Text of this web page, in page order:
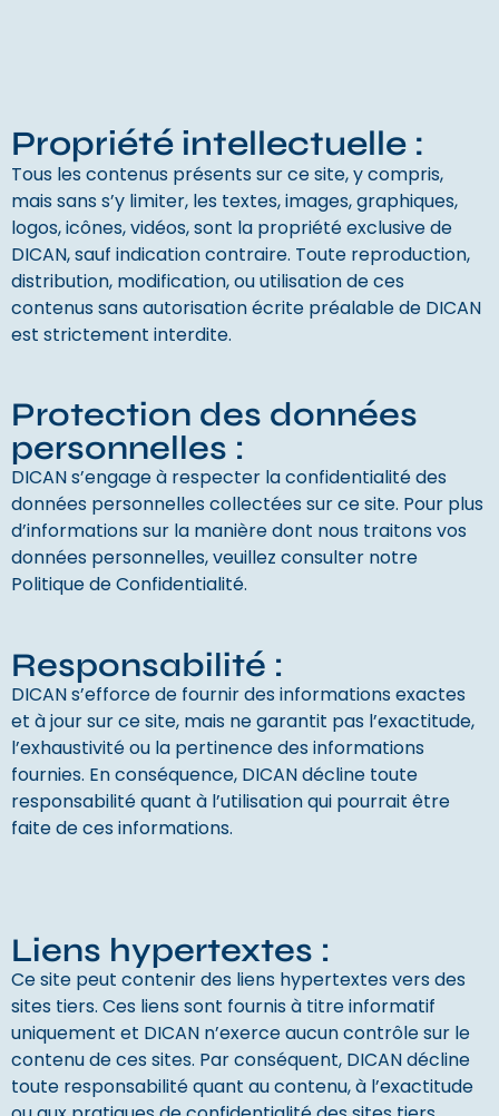
Propriété intellectuelle :
Tous les contenus présents sur ce site, y compris,
mais sans s’y limiter, les textes, images, graphiques,
logos, icônes, vidéos, sont la propriété exclusive de
DICAN, sauf indication contraire. Toute reproduction,
distribution, modification, ou utilisation de ces
contenus sans autorisation écrite préalable de DICAN
est strictement interdite.
Protection des données
personnelles :
DICAN s’engage à respecter la confidentialité des
données personnelles collectées sur ce site. Pour plus
d’informations sur la manière dont nous traitons vos
données personnelles, veuillez consulter notre
Politique de Confidentialité.
Responsabilité :
DICAN s’efforce de fournir des informations exactes
et à jour sur ce site, mais ne garantit pas l’exactitude,
l’exhaustivité ou la pertinence des informations
fournies. En conséquence, DICAN décline toute
responsabilité quant à l’utilisation qui pourrait être
faite de ces informations.
Liens hypertextes :
Ce site peut contenir des liens hypertextes vers des
sites tiers. Ces liens sont fournis à titre informatif
uniquement et DICAN n’exerce aucun contrôle sur le
contenu de ces sites. Par conséquent, DICAN décline
toute responsabilité quant au contenu, à l’exactitude